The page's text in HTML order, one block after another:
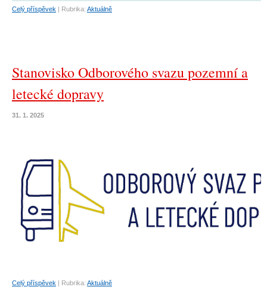
Celý příspěvek | Rubrika: Aktuálně
Stanovisko Odborového svazu pozemní a
letecké dopravy
31. 1. 2025
Celý příspěvek | Rubrika: Aktuálně